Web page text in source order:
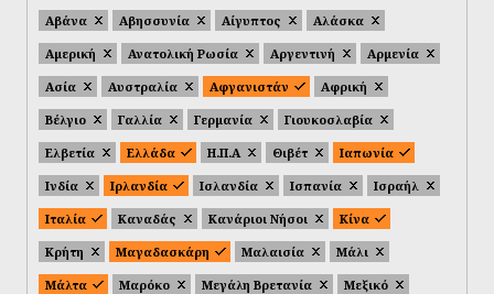
Αβάνα Αβησσυνία Αίγυπτος
Αλάσκα
Αμερική
Ανατολική Ρωσία Αργεντινή
Αρμενία
Ασία
Αυστραλία Αφγανιστάν
Αφρική
Βέλγιο
Γαλλία Γερμανία
Γιουκοσλαβία
Ελβετία
Ελλάδα Η.Π.Α Θιβέτ
Ιαπωνία
Ινδία
Ιρλανδία Ισλανδία Ισπανία
Ισραήλ
Ιταλία
Καναδάς Κανάριοι Νήσοι
Κίνα
Κρήτη
Μαγαδασκάρη Μαλαισία
Μάλι
Μάλτα
Μαρόκο Μεγάλη Βρετανία
Μεξικό